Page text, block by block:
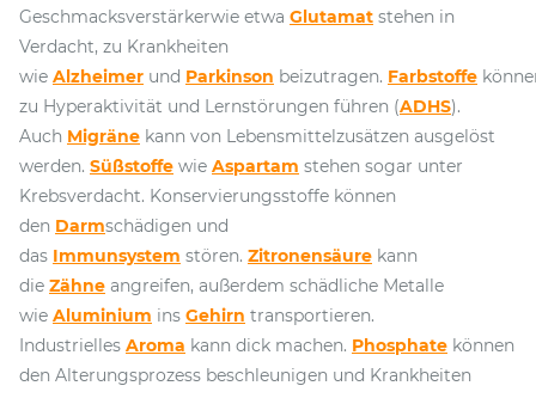
Geschmacksverstärkerwie etwa Glutamat stehen in
Verdacht, zu Krankheiten
wie Alzheimer und Parkinson beizutragen. Farbstoffe
zu Hyperaktivität und Lernstörungen führen (ADHS).
Auch Migräne kann von Lebensmittelzusätzen ausgelöst
werden. Süßstoffe wie Aspartam stehen sogar unter
Krebsverdacht. Konservierungsstoffe können
den Darmschädigen und
das Immunsystem stören. Zitronensäure kann
die Zähne angreifen, außerdem schädliche Metalle
wie Aluminium ins Gehirn transportieren.
Industrielles Aroma kann dick machen. Phosphate können
den Alterungsprozess beschleunigen und Krankheiten